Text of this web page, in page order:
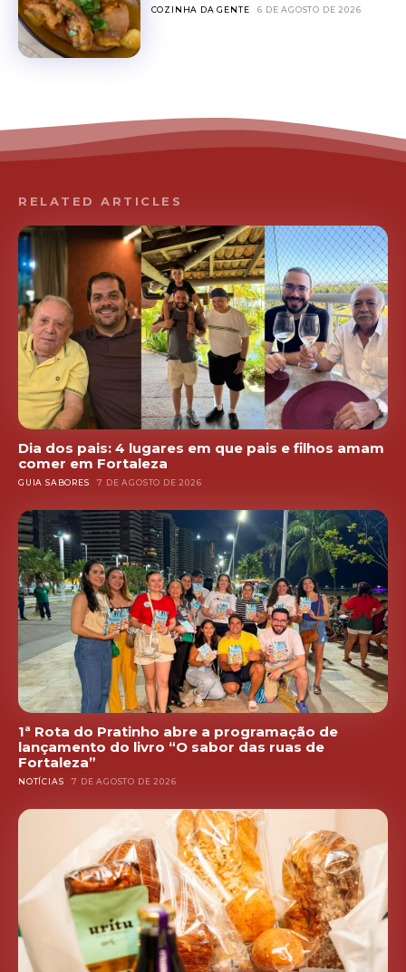
COZINHA DA GENTE 6 DE AGOSTO DE 2026
RELATED ARTICLES
Dia dos pais: 4 lugares em que pais e filhos amam
comer em Fortaleza
GUIA SABORES 7 DE AGOSTO DE 2026
1ª Rota do Pratinho abre a programação de
lançamento do livro “O sabor das ruas de
Fortaleza”
NOTÍCIAS 7 DE AGOSTO DE 2026